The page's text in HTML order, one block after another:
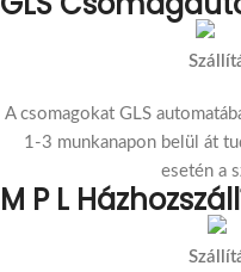
A csomagokat GLS
1-3 munkanapon belül át
esetén a
M P L